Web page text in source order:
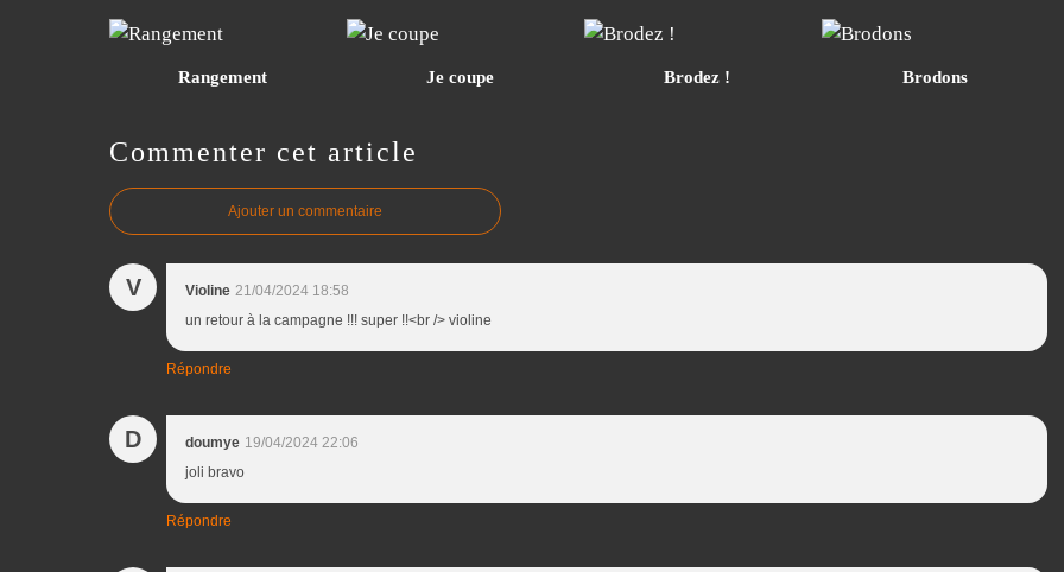
Rangement Je coupe Brodez ! Brodons
Commenter cet article
Ajouter un commentaire
V Violine 21/04/2024 18:58
un retour à la campagne !!! super !!<br /> violine
Répondre
D doumye 19/04/2024 22:06
joli bravo
Répondre